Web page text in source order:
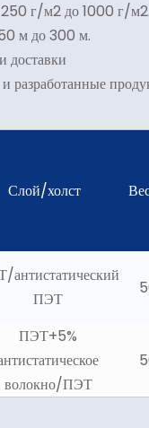
250 г/м2 до 1000 г/м2.
м до 300 м.
доставки
разработанные
Слой/холст
антистатический
ПЭТ
ПЭТ+5%
волокно/ПЭТ